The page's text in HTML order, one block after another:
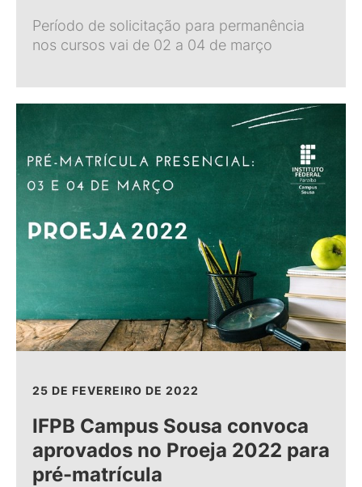
Período de solicitação para permanência
nos cursos vai de 02 a 04 de março
25 DE FEVEREIRO DE 2022
IFPB Campus Sousa convoca
aprovados no Proeja 2022 para
pré-matrícula